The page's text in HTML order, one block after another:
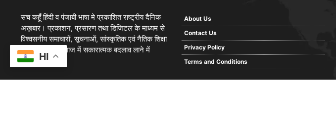
सच कहूँ हिंदी व पंजाबी भाषा मे प्रकाशित राष्ट्रीय दैनिक
अख़बार। प्रकाशन, प्रसारण तथा डिजिटल के माध्यम से
विश्वसनीय समाचारों, सूचनाओं, सांस्कृतिक एवं नैतिक शिक्षा
का प्रसार कर समाज में सकारात्मक बदलाव लाने में
प्रयासरत
About Us
Contact Us
Privacy Policy
Terms and Conditions
HI